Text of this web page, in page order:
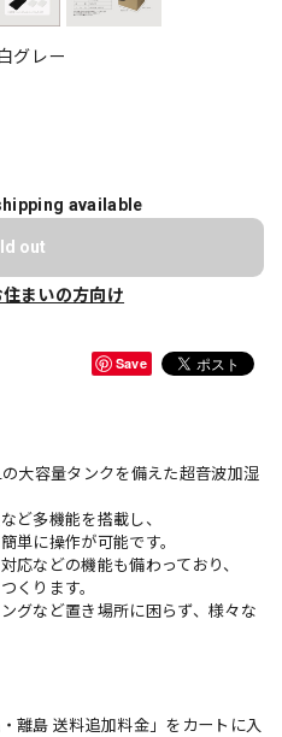
グレー
available
out
住まいの方向け
Save
大容量タンクを備えた超音波加湿
ど多機能を搭載し、
単に操作が可能です。
応などの機能も備わっており、
くります。
グなど置き場所に困らず、様々な
離島 送料追加料金」をカートに入